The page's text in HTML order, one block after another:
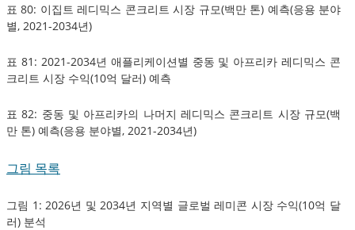
표 80: 이집트 레디믹스 콘크리트 시장 규모(백만 톤) 예측(응용 분야
별, 2021-2034년)
표 81: 2021-2034년 애플리케이션별 중동 및 아프리카 레디믹스 콘
크리트 시장 수익(10억 달러) 예측
표 82: 중동 및 아프리카의 나머지 레디믹스 콘크리트 시장 규모(백
만 톤) 예측(응용 분야별, 2021-2034년)
그림 목록
그림 1: 2026년 및 2034년 지역별 글로벌 레미콘 시장 수익(10억 달
러) 분석